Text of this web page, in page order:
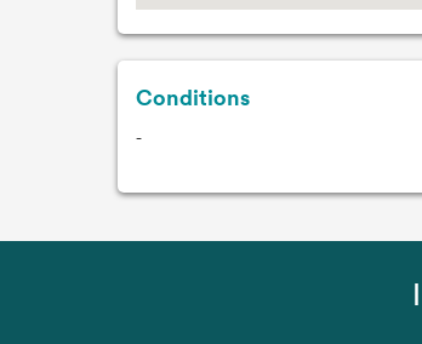
Conditions
-